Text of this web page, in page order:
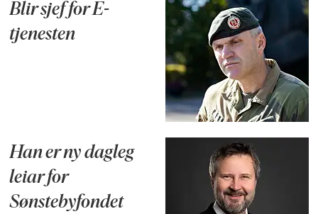
Blir sjef for E-
tjenesten
Han er ny dagleg
leiar for
Sønstebyfondet